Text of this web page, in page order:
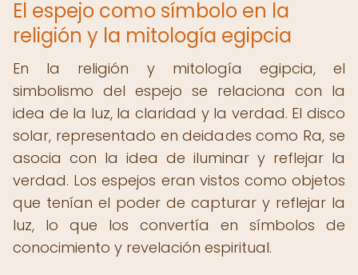
El espejo como símbolo en la
religión y la mitología egipcia
En la religión y mitología egipcia, el
simbolismo del espejo se relaciona con la
idea de la luz, la claridad y la verdad. El disco
solar, representado en deidades como Ra, se
asocia con la idea de iluminar y reflejar la
verdad. Los espejos eran vistos como objetos
que tenían el poder de capturar y reflejar la
luz, lo que los convertía en símbolos de
conocimiento y revelación espiritual.